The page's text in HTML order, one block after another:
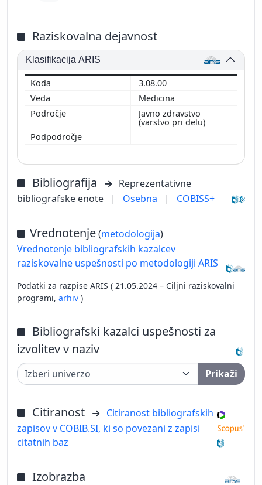
Raziskovalna dejavnost
Klasifikacija ARIS
3.08.00
Medicina
Javno zdravstvo
(varstvo pri delu)
Bibliografija
Reprezentativne
bibliografske enote
| Osebna | COBISS+
Vrednotenje(metodologija)
Vrednotenje bibliografskih kazalcev
raziskovalne uspešnosti po metodologiji ARIS
Podatki za razpise ARIS ( 21.05.2024 – Ciljni raziskovalni
programi, arhiv )
Bibliografski kazalci uspešnosti za
izvolitev v naziv
Prikaži
Citiranost
Citiranost bibliografskih
zapisov v COBIB.SI, ki so povezani z zapisi
citatnih baz
Izobrazba